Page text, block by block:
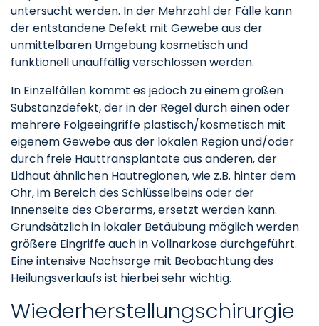
untersucht werden. In der Mehrzahl der Fälle kann
der entstandene Defekt mit Gewebe aus der
unmittelbaren Umgebung kosmetisch und
funktionell unauffällig verschlossen werden.
In Einzelfällen kommt es jedoch zu einem großen
Substanzdefekt, der in der Regel durch einen oder
mehrere Folgeeingriffe plastisch/kosmetisch mit
eigenem Gewebe aus der lokalen Region und/oder
durch freie Hauttransplantate aus anderen, der
Lidhaut ähnlichen Hautregionen, wie z.B. hinter dem
Ohr, im Bereich des Schlüsselbeins oder der
Innenseite des Oberarms, ersetzt werden kann.
Grundsätzlich in lokaler Betäubung möglich werden
größere Eingriffe auch in Vollnarkose durchgeführt.
Eine intensive Nachsorge mit Beobachtung des
Heilungsverlaufs ist hierbei sehr wichtig.
Wiederherstellungschirurgie